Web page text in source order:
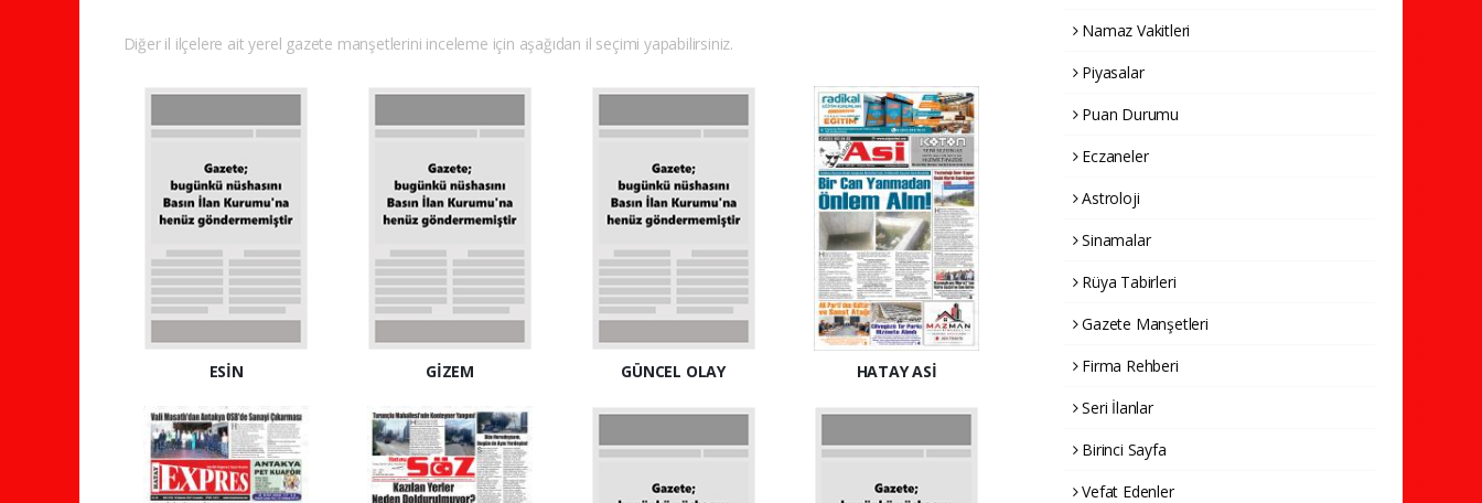
Diğer il ilçelere ait yerel gazete manşetlerini inceleme için aşağıdan il seçimi yapabilirsiniz.
ESİN GİZEM GÜNCEL OLAY HATAY ASİ
Namaz Vakitleri
Piyasalar
Puan Durumu
Eczaneler
Astroloji
Sinamalar
Rüya Tabirleri
Gazete Manşetleri
Firma Rehberi
Seri İlanlar
Birinci Sayfa
Vefat Edenler